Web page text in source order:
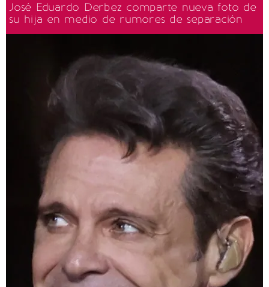
José Eduardo Derbez comparte nueva foto de
su hija en medio de rumores de separación